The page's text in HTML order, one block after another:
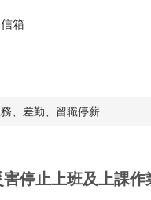
箱
、差勤、留職停薪
停止上班及上課作